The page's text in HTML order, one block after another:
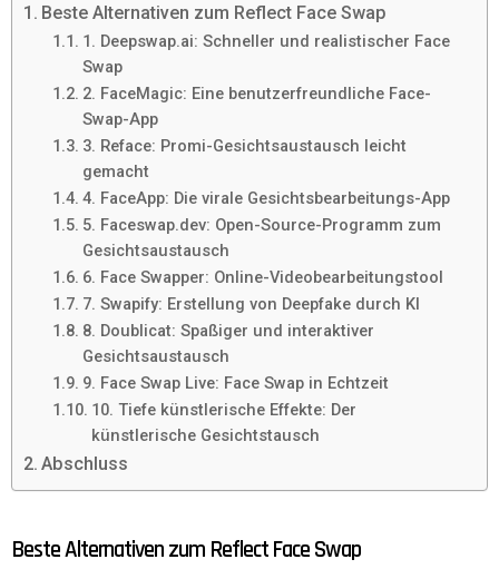
Beste Alternativen zum Reflect Face Swap
1. Deepswap.ai: Schneller und realistischer Face
Swap
2. FaceMagic: Eine benutzerfreundliche Face-
Swap-App
3. Reface: Promi-Gesichtsaustausch leicht
gemacht
4. FaceApp: Die virale Gesichtsbearbeitungs-App
5. Faceswap.dev: Open-Source-Programm zum
Gesichtsaustausch
6. Face Swapper: Online-Videobearbeitungstool
7. Swapify: Erstellung von Deepfake durch KI
8. Doublicat: Spaßiger und interaktiver
Gesichtsaustausch
9. Face Swap Live: Face Swap in Echtzeit
10. Tiefe künstlerische Effekte: Der
künstlerische Gesichtstausch
Abschluss
Beste Alternativen zum Reflect Face Swap